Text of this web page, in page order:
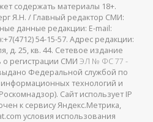
содержать материалы 18+.
Я.Н. / Главный редактор СМИ:
данные редакции: E-mail:
54-15-57. Адрес редакции:
д. 25, кв. 44. Сетевое издание
о регистрации СМИ ЭЛ № ФС 77 -
Федеральной службой по
технологий и
Сайт использует IP
к сервису Яндекс.Метрика,
условия использования